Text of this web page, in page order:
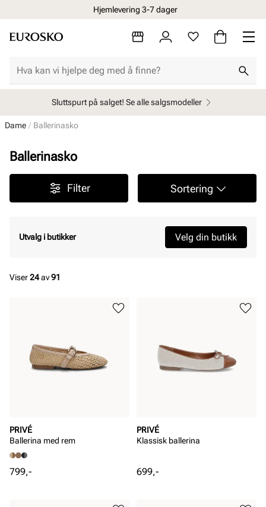
Hjemlevering 3-7 dager
Sluttspurt på salget! Se alle salgsmodeller
Dame Ballerinasko
Ballerinasko
Filter Sortering
Utvalg i butikker Velg din butikk
Viser24av91
PRIVÉ
Ballerina med rem
Pris
799,-
PRIVÉ
Klassisk ballerina
Pris
699,-